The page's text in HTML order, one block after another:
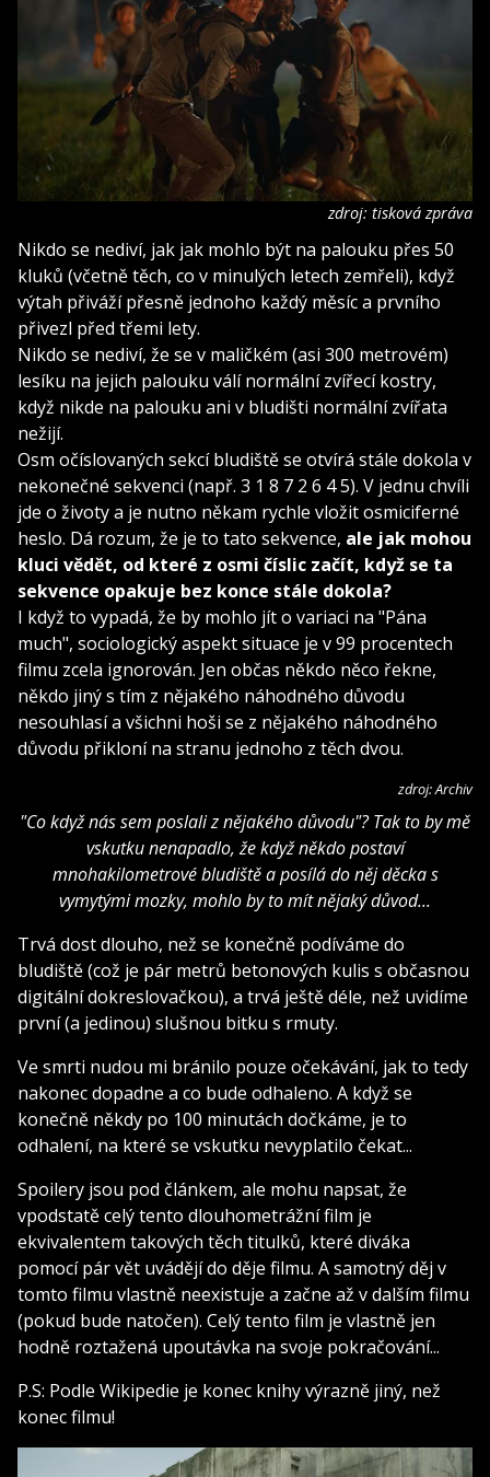
zdroj: tisková zpráva
Nikdo se nediví, jak jak mohlo být na palouku přes 50
kluků (včetně těch, co v minulých letech zemřeli), když
výtah přiváží přesně jednoho každý měsíc a prvního
přivezl před třemi lety.
Nikdo se nediví, že se v maličkém (asi 300 metrovém)
lesíku na jejich palouku válí normální zvířecí kostry,
když nikde na palouku ani v bludišti normální zvířata
nežijí.
Osm očíslovaných sekcí bludiště se otvírá stále dokola v
nekonečné sekvenci (např. 3 1 8 7 2 6 4 5). V jednu chvíli
jde o životy a je nutno někam rychle vložit osmiciferné
heslo. Dá rozum, že je to tato sekvence, ale jak mohou
kluci vědět, od které z osmi číslic začít, když se ta
sekvence opakuje bez konce stále dokola?
I když to vypadá, že by mohlo jít o variaci na "Pána
much", sociologický aspekt situace je v 99 procentech
filmu zcela ignorován. Jen občas někdo něco řekne,
někdo jiný s tím z nějakého náhodného důvodu
nesouhlasí a všichni hoši se z nějakého náhodného
důvodu přikloní na stranu jednoho z těch dvou.
zdroj: Archiv
"Co když nás sem poslali z nějakého důvodu"? Tak to by mě
vskutku nenapadlo, že když někdo postaví
mnohakilometrové bludiště a posílá do něj děcka s
vymytými mozky, mohlo by to mít nějaký důvod...
Trvá dost dlouho, než se konečně podíváme do
bludiště (což je pár metrů betonových kulis s občasnou
digitální dokreslovačkou), a trvá ještě déle, než uvidíme
první (a jedinou) slušnou bitku s rmuty.
Ve smrti nudou mi bránilo pouze očekávání, jak to tedy
nakonec dopadne a co bude odhaleno. A když se
konečně někdy po 100 minutách dočkáme, je to
odhalení, na které se vskutku nevyplatilo čekat...
Spoilery jsou pod článkem, ale mohu napsat, že
vpodstatě celý tento dlouhometrážní film je
ekvivalentem takových těch titulků, které diváka
pomocí pár vět uvádějí do děje filmu. A samotný děj v
tomto filmu vlastně neexistuje a začne až v dalším filmu
(pokud bude natočen). Celý tento film je vlastně jen
hodně roztažená upoutávka na svoje pokračování...
P.S: Podle Wikipedie je konec knihy výrazně jiný, než
konec filmu!